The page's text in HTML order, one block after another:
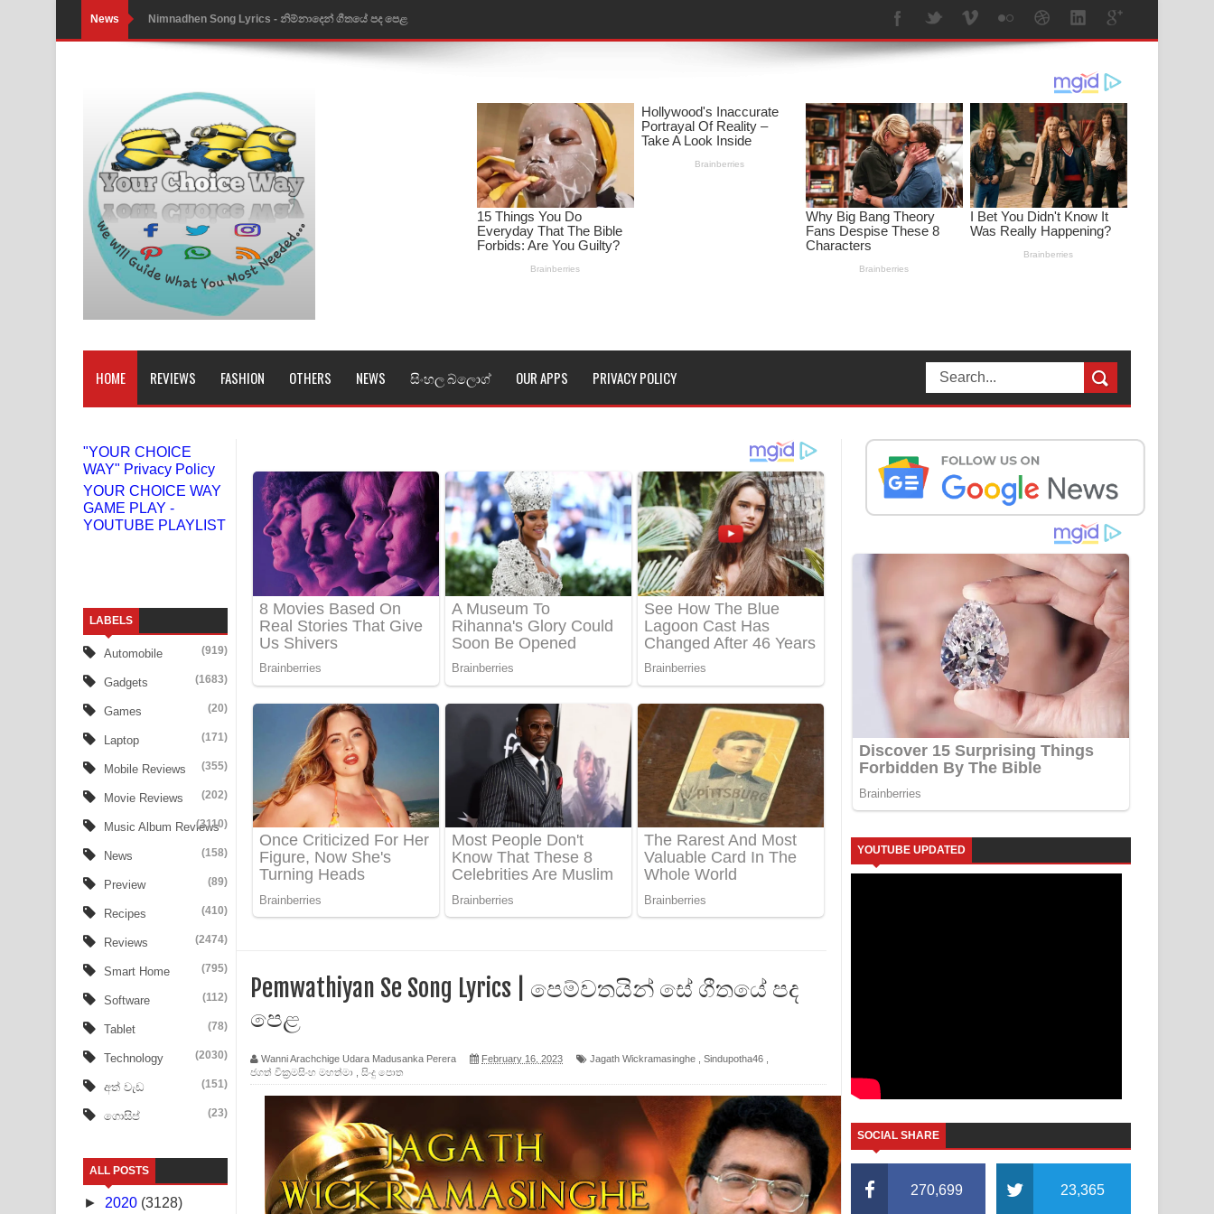
News Nimnadhen Song Lyrics - නිම්නාදෙන් ගීතයේ පද පෙළ
Obamai Mage Adare Song Lyrics - ඔබමයි මගේ ආදරේ ගීතයේ පද පෙළ
Pansal Gihin Song Lyrics - පන්සල් ගිහිං ගීතයේ පද පෙළ
Ankeliya Song Lyrics - අංකෙළිය ගීතයේ පද පෙළ
DEAR GOD Song Lyrics - ඩියර් ගෝඩ් ගීතයේ පද පෙළ
MANAMALA KATHA Song Lyrics - මනමාල කතා ගීතයේ පද පෙළ
Dai Dai Lyrics - Shakira, Burna Boy | 2026 football world cup song lyrics
Lassana Amma Song Lyrics - ලස්සන අම්මා ගීතයේ පද පෙළ
Gemak Deela Song Lyrics - ගේමක් දීලා ගීතයේ පද පෙළ
Doni Song Lyrics - දෝණි ගීතයේ පද පෙළ
Benthara Palame Song Lyrics - බෙන්තර පාලමේ ගීතයේ පද පෙළ
Sanda Babalena Song Lyrics - සඳ බැබලෙන ගීතයේ පද පෙළ
Adare Wadi Nisa Song Lyrics - ආදරේ වැඩි නිසා ගීතයේ පද පෙළ
UNUHUMA Song Lyrics - උණුහුම ගීතයේ පද පෙළ
Katakara Song Lyrics - කටකාර ගීතයේ පද පෙළ
Tharu Yaye Dilena Song Lyrics - තරු යායේ දිලෙනා ගීතයේ පද පෙළ
Ow Man Sosa Song Lyrics - ඔව් මං සෝසා ගීතයේ පද පෙළ
Heavy Weight Song Lyrics
Aye Lanweela Song Lyrics - ආයේ ලංවීලා ගීතයේ පද පෙළ
Ala purannata Song Lyrics - ආල පුරන්නට ගීතයේ පද පෙළ
Apa Hamuwee Song Lyrics - අප හමුවී ගීතයේ පද පෙළ
PATHINIYE Song Lyrics - පතිනියනේ ගීතයේ පද පෙළ
Mathaka Aluthin Liyanna Song Lyrics - මතක අලුතින් ලියන්න ගීතයේ පද පෙළ
Sandak Awith Song Lyrics - සඳක් ඇවිත් ගීතයේ පද පෙළ
Swetha Sande Song Lyrics - ශ්වේත සඳේ ගීතයේ පද පෙළ
Ma Igili Giya Lyrics - මා ඉගිලී ගියා ගීතයේ පද පෙළ
HOME REVIEWS FASHION OTHERS NEWS සිංහල බ්ලොග් OUR APPS PRIVACY POLICY
"YOUR CHOICE
WAY" Privacy Policy
YOUR CHOICE WAY
GAME PLAY -
YOUTUBE PLAYLIST
LABELS
Automobile (919)
Gadgets (1683)
Games (20)
Laptop (171)
Mobile Reviews (355)
Movie Reviews (202)
Music Album Reviews
(3110)
News (158)
Preview (89)
Recipes (410)
Reviews (2474)
Smart Home (795)
Software (112)
Tablet (78)
Technology (2030)
අත් වැඩ (151)
ගොසිප් (23)
ALL POSTS
► 2020 (3128)
Pemwathiyan Se Song Lyrics | පෙම්වතයින් සේ ගීතයේ පද
පෙළ
Wanni Arachchige Udara Madusanka Perera February 16, 2023 Jagath Wickramasinghe Sindupotha46
ජගත් වික්‍රමසිංහ මහත්මා
සිංදු පොත
YOUTUBE UPDATED
SOCIAL SHARE
270,699 23,365